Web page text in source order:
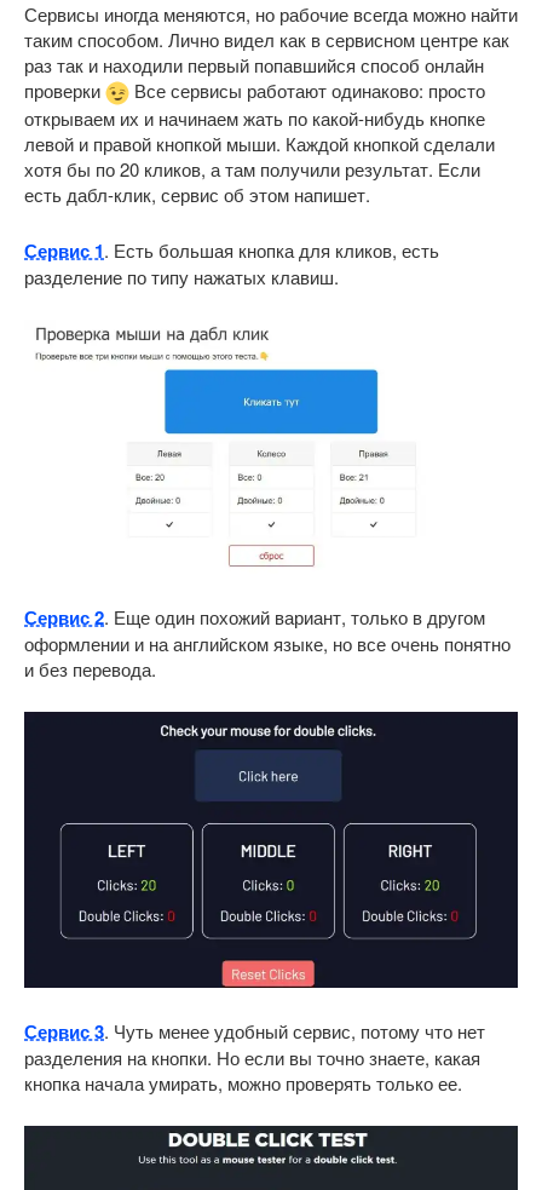
Сервисы иногда меняются, но рабочие всегда можно найти
таким способом. Лично видел как в сервисном центре как
раз так и находили первый попавшийся способ онлайн
проверки
Все сервисы работают одинаково: просто
открываем их и начинаем жать по какой-нибудь кнопке
левой и правой кнопкой мыши. Каждой кнопкой сделали
хотя бы по 20 кликов, а там получили результат. Если
есть дабл-клик, сервис об этом напишет.
Сервис 1. Есть большая кнопка для кликов, есть
разделение по типу нажатых клавиш.
Сервис 2. Еще один похожий вариант, только в другом
оформлении и на английском языке, но все очень понятно
и без перевода.
Сервис 3. Чуть менее удобный сервис, потому что нет
разделения на кнопки. Но если вы точно знаете, какая
кнопка начала умирать, можно проверять только ее.